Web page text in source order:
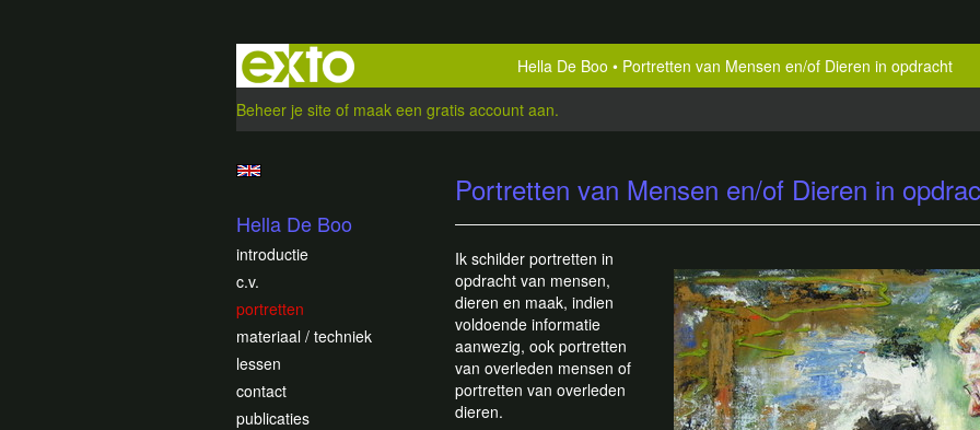
Hella De Boo
Portretten van Mensen en/of Dieren in opdracht
Beheer je site of maak een gratis account aan.
Portretten van Mensen en/of Dieren in
Ik schilder portretten in
opdracht van mensen,
dieren en maak, indien
voldoende informatie
aanwezig, ook portretten
van overleden mensen of
portretten van overleden
dieren.
Hella De Boo
introductie
c.v.
portretten
materiaal / techniek
lessen
contact
publicaties